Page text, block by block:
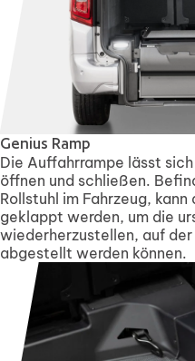
Genius Ramp
Die Auffahrrampe lässt
öffnen und schließen.
Rollstuhl im Fahrzeug, kann
geklappt werden, um die
wiederherzustellen, auf
abgestellt werden können.